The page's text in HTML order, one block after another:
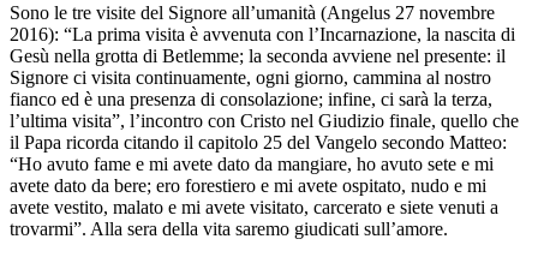
Sono le tre visite del Signore all’umanità (Angelus 27 novembre
2016): “La prima visita è avvenuta con l’Incarnazione, la nascita di
Gesù nella grotta di Betlemme; la seconda avviene nel presente: il
Signore ci visita continuamente, ogni giorno, cammina al nostro
fianco ed è una presenza di consolazione; infine, ci sarà la terza,
l’ultima visita”, l’incontro con Cristo nel Giudizio finale, quello che
il Papa ricorda citando il capitolo 25 del Vangelo secondo Matteo:
“Ho avuto fame e mi avete dato da mangiare, ho avuto sete e mi
avete dato da bere; ero forestiero e mi avete ospitato, nudo e mi
avete vestito, malato e mi avete visitato, carcerato e siete venuti a
trovarmi”. Alla sera della vita saremo giudicati sull’amore.